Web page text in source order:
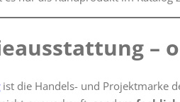
ist die Handels- und Projektmarke